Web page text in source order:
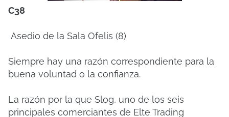
C38
Asedio de la Sala Ofelis (8)
Siempre hay una razón correspondiente para la
buena voluntad o la confianza.
La razón por la que Slog, uno de los seis
principales comerciantes de Elte Trading